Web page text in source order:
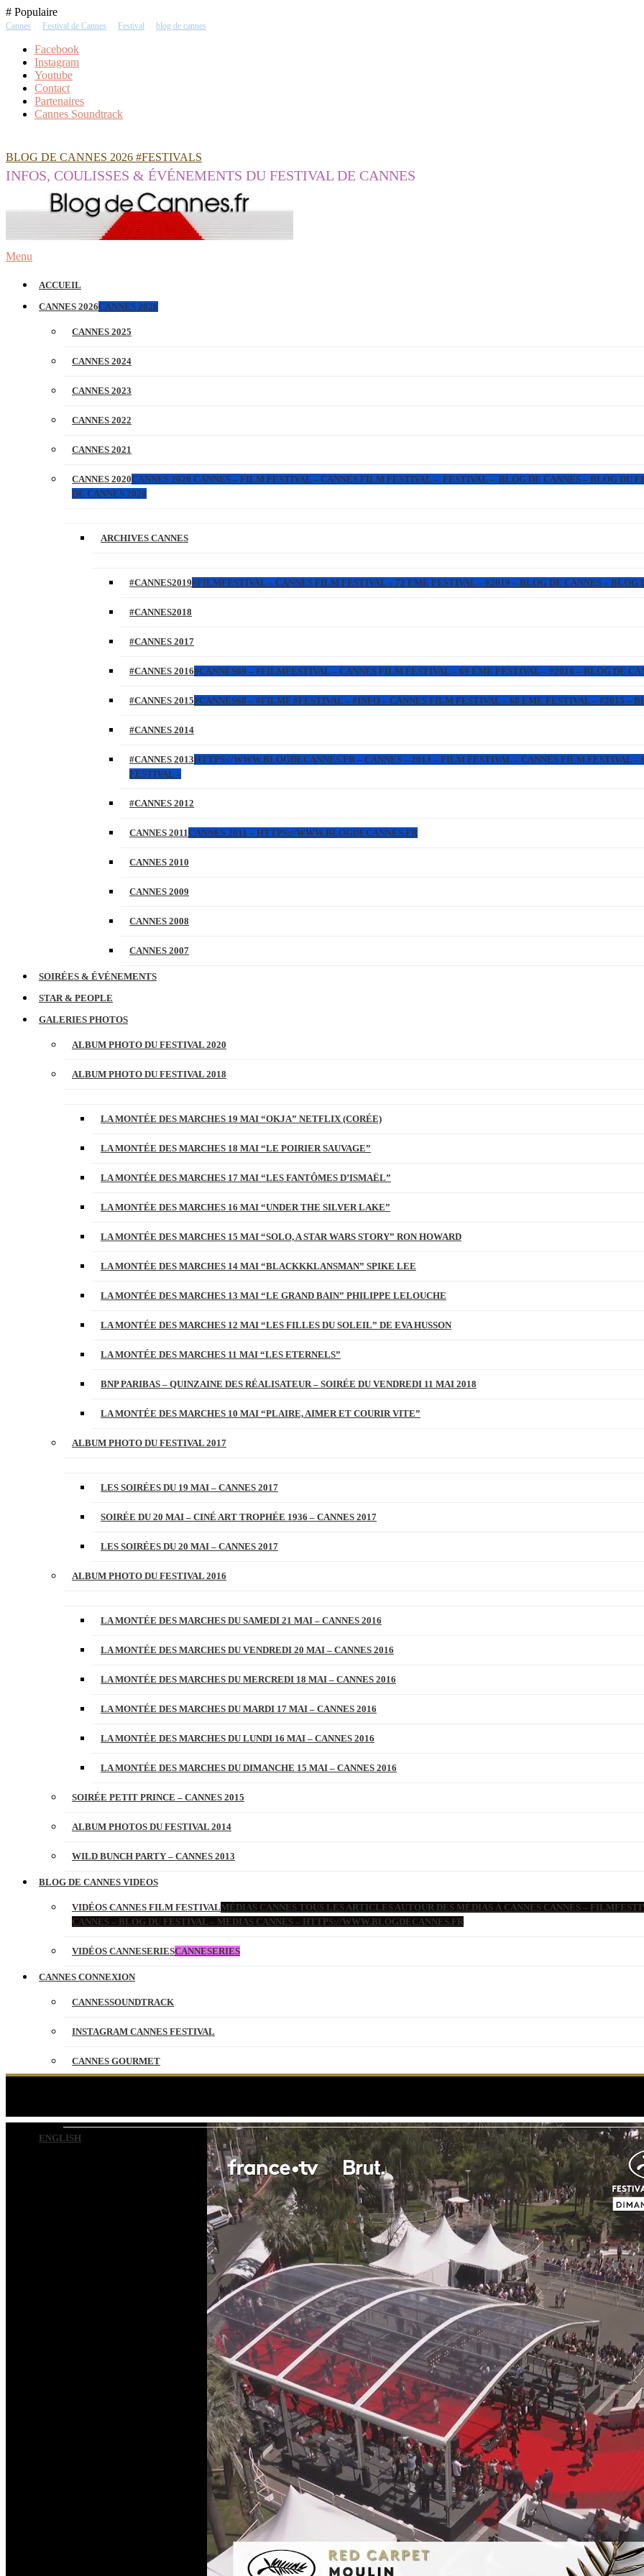
Skip
To
# Populaire
Cannes Festival de Cannes Festival blog de cannes
Facebook
Instagram
Youtube
Contact
Partenaires
Cannes Soundtrack
BLOG DE CANNES 2026 #FESTIVALS
INFOS, COULISSES & ÉVÉNEMENTS DU FESTIVAL DE CANNES
Menu
ACCUEIL
CANNES 2026CANNES 2026
CANNES 2025
CANNES 2024
CANNES 2023
CANNES 2022
CANNES 2021
CANNES 2020CANNES 2020 CANNES – FILM FESTIVAL – CANNES FILM FESTIVAL – FESTIVAL – BLOG DE CANNES – BLOG DU
DE CANNES 2020
ARCHIVES CANNES
#CANNES2019#FILMFESTIVAL – CANNES FILM FESTIVAL – 72 EME FESTIVAL – #2019 – BLOG DE CANNES – BLOG
#CANNES2018
#CANNES 2017
#CANNES 2016#CANNES69 – #FILMFESTIVAL – CANNES FILM FESTIVAL – 69 EME FESTIVAL – #2016 – BLOG DE
#CANNES 2015#CANNES68 – #FILMF #FESTIVAL – #INFO – CANNES FILM FESTIVAL – 68 EME FESTIVAL – #2015 –
#CANNES 2014
#CANNES 2013HTTPS://WWW.BLOGDECANNES.FR – CANNES – 2013 – FILM FESTIVAL – CANNES FILM FESTIVAL
FESTIVAL –
#CANNES 2012
CANNES 2011CANNES 2011 – HTTPS://WWW.BLOGDECANNES.FR
CANNES 2010
CANNES 2009
CANNES 2008
CANNES 2007
SOIRÉES & ÉVÉNEMENTS
STAR & PEOPLE
GALERIES PHOTOS
ALBUM PHOTO DU FESTIVAL 2020
ALBUM PHOTO DU FESTIVAL 2018
LA MONTÉE DES MARCHES 19 MAI “OKJA” NETFLIX (CORÉE)
LA MONTÉE DES MARCHES 18 MAI “LE POIRIER SAUVAGE”
LA MONTÉE DES MARCHES 17 MAI “LES FANTÔMES D’ISMAËL”
LA MONTÉE DES MARCHES 16 MAI “UNDER THE SILVER LAKE”
LA MONTÉE DES MARCHES 15 MAI “SOLO, A STAR WARS STORY” RON HOWARD
LA MONTÉE DES MARCHES 14 MAI “BLACKKKLANSMAN” SPIKE LEE
LA MONTÉE DES MARCHES 13 MAI “LE GRAND BAIN” PHILIPPE LELOUCHE
LA MONTÉE DES MARCHES 12 MAI “LES FILLES DU SOLEIL” DE EVA HUSSON
LA MONTÉE DES MARCHES 11 MAI “LES ETERNELS”
BNP PARIBAS – QUINZAINE DES RÉALISATEUR – SOIRÉE DU VENDREDI 11 MAI 2018
LA MONTÉE DES MARCHES 10 MAI “PLAIRE, AIMER ET COURIR VITE”
ALBUM PHOTO DU FESTIVAL 2017
LES SOIRÉES DU 19 MAI – CANNES 2017
SOIRÉE DU 20 MAI – CINÉ ART TROPHÉE 1936 – CANNES 2017
LES SOIRÉES DU 20 MAI – CANNES 2017
ALBUM PHOTO DU FESTIVAL 2016
LA MONTÉE DES MARCHES DU SAMEDI 21 MAI – CANNES 2016
LA MONTÉE DES MARCHES DU VENDREDI 20 MAI – CANNES 2016
LA MONTÉE DES MARCHES DU MERCREDI 18 MAI – CANNES 2016
LA MONTÉE DES MARCHES DU MARDI 17 MAI – CANNES 2016
LA MONTÉE DES MARCHES DU LUNDI 16 MAI – CANNES 2016
LA MONTÉE DES MARCHES DU DIMANCHE 15 MAI – CANNES 2016
SOIRÉE PETIT PRINCE – CANNES 2015
ALBUM PHOTOS DU FESTIVAL 2014
WILD BUNCH PARTY – CANNES 2013
BLOG DE CANNES VIDEOS
VIDÉOS CANNES FILM FESTIVALMÉDIAS CANNES TOUS LES ARTICLES AUTOUR DES MÉDIAS À CANNES CANNES –
CANNES – BLOG DU FESTIVAL – MEDIAS CANNES – HTTPS://WWW.BLOGDECANNES.FR
VIDÉOS CANNESERIESCANNESERIES
CANNES CONNEXION
CANNESSOUNDTRACK
INSTAGRAM CANNES FESTIVAL
CANNES GOURMET
ENGLISH